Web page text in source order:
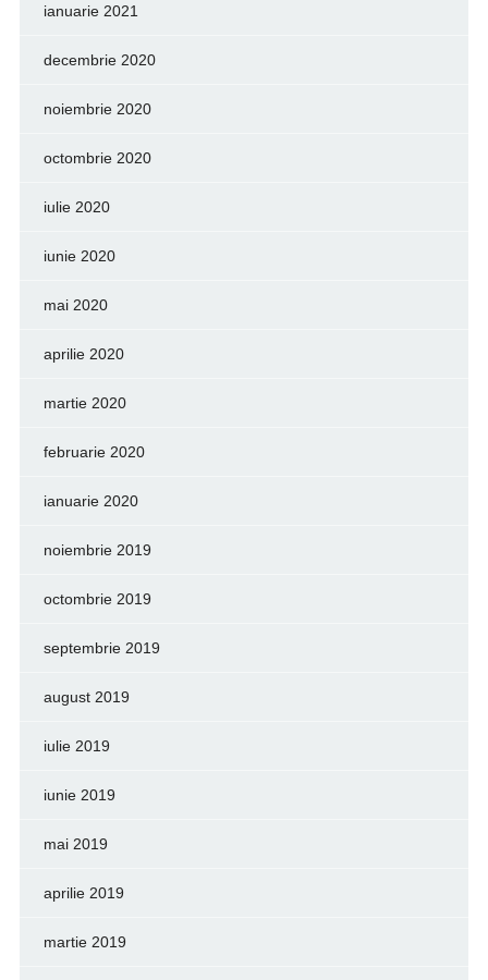
ianuarie 2021
decembrie 2020
noiembrie 2020
octombrie 2020
iulie 2020
iunie 2020
mai 2020
aprilie 2020
martie 2020
februarie 2020
ianuarie 2020
noiembrie 2019
octombrie 2019
septembrie 2019
august 2019
iulie 2019
iunie 2019
mai 2019
aprilie 2019
martie 2019